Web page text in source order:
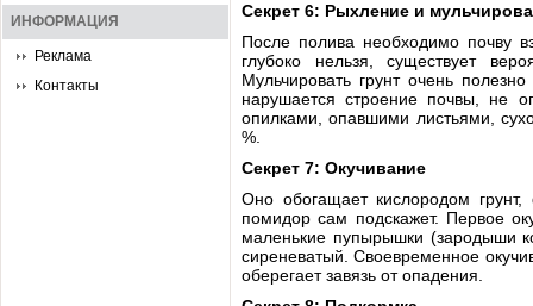
ИНФОРМАЦИЯ
Реклама
Контакты
Секрет 6: Рыхление и
После полива необходимо почву
глубоко нельзя, существует
Мульчировать грунт очень
нарушается строение почвы, не
опилками, опавшими листьями,
%.
Секрет 7: Окучивание
Оно обогащает кислородом грунт,
помидор сам подскажет. Первое
маленькие пупырышки (зародыши
сиреневатый. Своевременное
оберегает завязь от опадения.